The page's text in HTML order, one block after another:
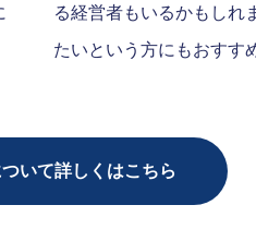
る経営者もいるかもしれ
たいという方にもおすす
いて詳しくはこちら